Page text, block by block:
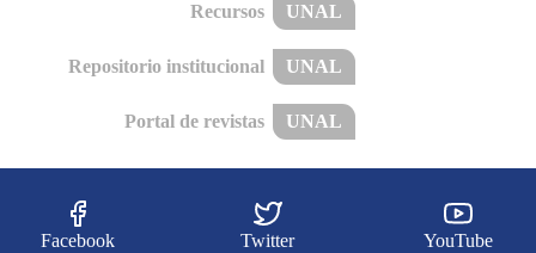
Recursos UNAL
Repositorio institucional UNAL
Portal de revistas UNAL
Facebook Twitter YouTube